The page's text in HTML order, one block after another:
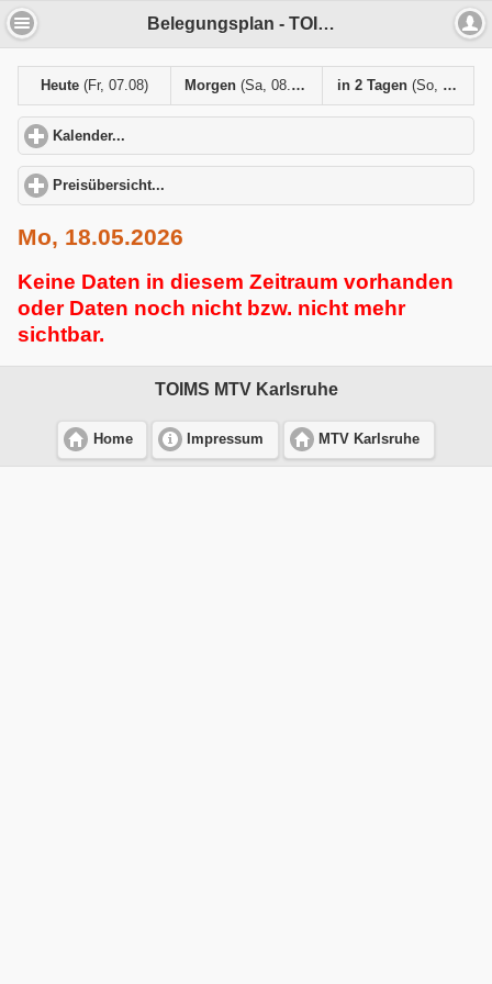
Belegungsplan - TOIMS MTV Karlsruhe
Heute (Fr, 07.08) Morgen(Sa, 08.08) in 2 Tagen (So, 09.08)
Kalender...
Preisübersicht...
Mo, 18.05.2026
Keine Daten in diesem Zeitraum vorhanden
oder Daten noch nicht bzw. nicht mehr
sichtbar.
TOIMS MTV Karlsruhe
Home Impressum MTV Karlsruhe